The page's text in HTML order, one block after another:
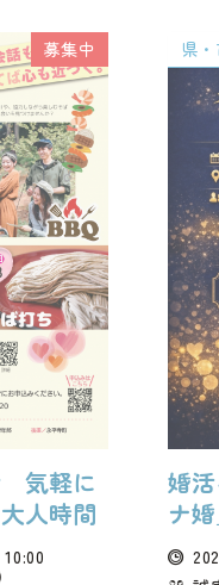
募集中
気軽に
人時間
10:00
県
婚
ナ婚